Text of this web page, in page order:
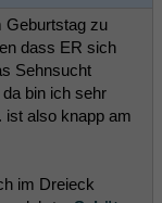
Geburtstag zu
dass ER sich
Sehnsucht
bin ich sehr
ist also knapp am
im Dreieck